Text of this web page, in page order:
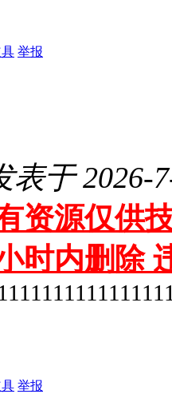
举报
表于 2026-
资源仅供
时内删除
举报